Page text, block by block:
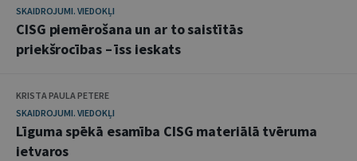
SKAIDROJUMI. VIEDOKĻI
CISG piemērošana un ar to saistītās
priekšrocības – īss ieskats
KRISTA PAULA PETERE
SKAIDROJUMI. VIEDOKĻI
Līguma spēkā esamība CISG materiālā tvēruma
ietvaros